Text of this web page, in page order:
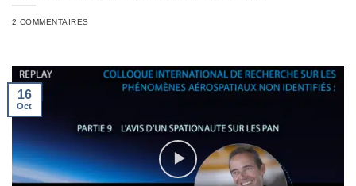
2 COMMENTAIRES
16
Oct